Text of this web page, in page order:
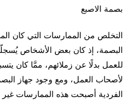
بصمة الاصبع
التخلص من الممارسات التي كان
البصمة، إذ كان بعض الأشخاص
للعمل بدلًا عن زملائهم، ممَّا كان
لأصحاب العمل، ومع وجود جهاز
الفردية أصبحت هذه الممارسات